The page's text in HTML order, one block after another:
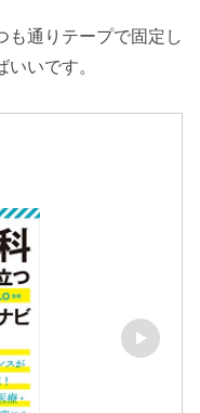
も通りテープで固定し
いです。